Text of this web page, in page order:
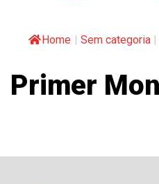
Home | Sem categoria |
Primer